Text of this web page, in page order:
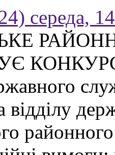
середа,
КОНКУРС
відділу